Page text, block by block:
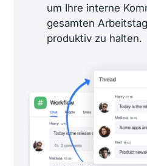
um Ihre interne
gesamten
produktiv zu halten.